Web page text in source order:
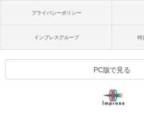
プライバシーポリシー
インプレスグループ 特
PC版で見る